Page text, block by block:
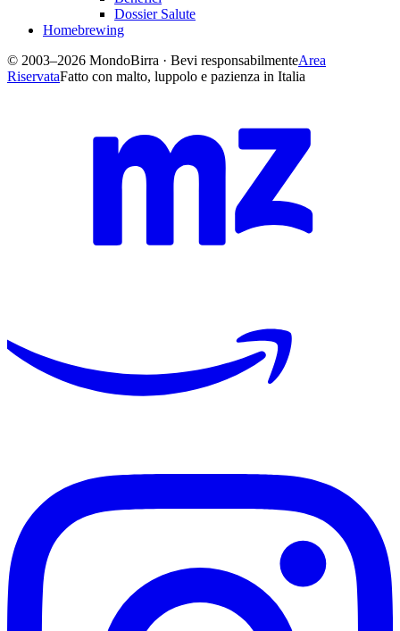
Dossier Salute
Homebrewing
© 2003–2026 MondoBirra · Bevi responsabilmenteArea
RiservataFatto con malto, luppolo e pazienza in Italia